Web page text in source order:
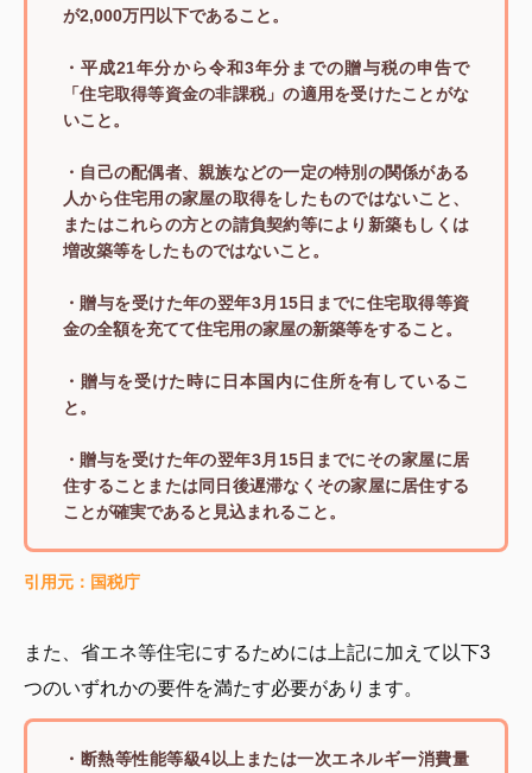
が2,000万円以下であること。
・平成21年分から令和3年分までの贈与税の申告で
「住宅取得等資金の非課税」の適用を受けたことがな
いこと。
・自己の配偶者、親族などの一定の特別の関係がある
人から住宅用の家屋の取得をしたものではないこと、
またはこれらの方との請負契約等により新築もしくは
増改築等をしたものではないこと。
・贈与を受けた年の翌年3月15日までに住宅取得等資
金の全額を充てて住宅用の家屋の新築等をすること。
・贈与を受けた時に日本国内に住所を有しているこ
と。
・贈与を受けた年の翌年3月15日までにその家屋に居
住することまたは同日後遅滞なくその家屋に居住する
ことが確実であると見込まれること。
引用元：国税庁
また、省エネ等住宅にするためには上記に加えて以下3
つのいずれかの要件を満たす必要があります。
・断熱等性能等級4以上または一次エネルギー消費量